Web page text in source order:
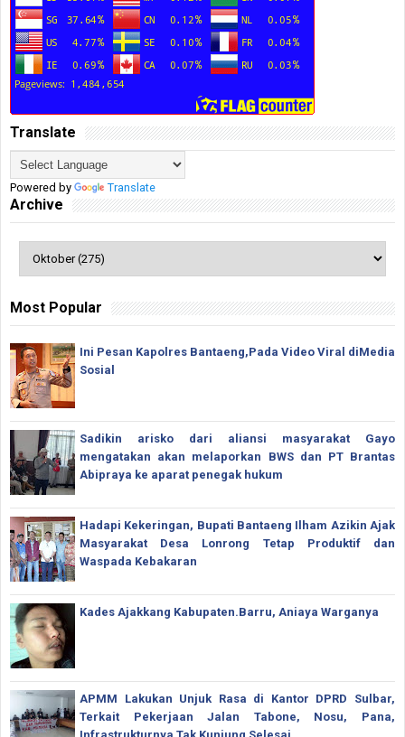
Translate
Powered by Translate
Archive
Most Popular
Ini Pesan Kapolres Bantaeng,Pada Video Viral diMedia
Sosial
Sadikin arisko dari aliansi masyarakat Gayo
mengatakan akan melaporkan BWS dan PT Brantas
Abipraya ke aparat penegak hukum
Hadapi Kekeringan, Bupati Bantaeng Ilham Azikin Ajak
Masyarakat Desa Lonrong Tetap Produktif dan
Waspada Kebakaran
Kades Ajakkang Kabupaten.Barru, Aniaya Warganya
APMM Lakukan Unjuk Rasa di Kantor DPRD Sulbar,
Terkait Pekerjaan Jalan Tabone, Nosu, Pana,